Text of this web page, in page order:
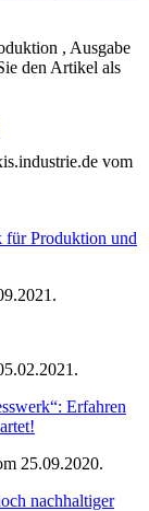
, Ausgabe
den Artikel als
vom
Produktion und
Erfahren
25.09.2020.
nachhaltiger